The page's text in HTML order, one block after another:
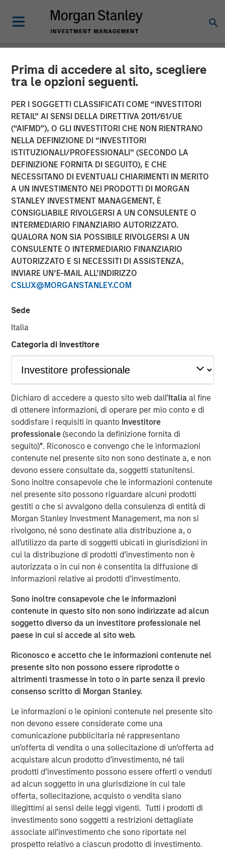
Prima di accedere al sito, scegliere
tra le opzioni seguenti.
PER I SOGGETTI CLASSIFICATI COME “INVESTITORI
RETAIL” AI SENSI DELLA DIRETTIVA 2011/61/UE
(“AIFMD”), O GLI INVESTITORI CHE NON RIENTRANO
NELLA DEFINIZIONE DI “INVESTITORI
ISTITUZIONALI/PROFESSIONALI” (SECONDO LA
DEFINIZIONE FORNITA DI SEGUITO), E CHE
NECESSITANO DI EVENTUALI CHIARIMENTI IN MERITO
A UN INVESTIMENTO NEI PRODOTTI DI MORGAN
STANLEY INVESTMENT MANAGEMENT, È
CONSIGLIABILE RIVOLGERSI A UN CONSULENTE O
INTERMEDIARIO FINANZIARIO AUTORIZZATO.
QUALORA NON SIA POSSIBILE RIVOLGERSI A UN
CONSULENTE O INTERMEDIARIO FINANZIARIO
AUTORIZZATO E SI NECESSITI DI ASSISTENZA,
INVIARE UN’E-MAIL ALL’INDIRIZZO
CSLUX@MORGANSTANLEY.COM
Sede
Italia
Categoria di investitore
Dichiaro di accedere a questo sito web dall’Italia al fine
di ottenere informazioni, di operare per mio conto e di
soddisfare i requisiti in quanto Investitore
professionale(secondo la definizione fornita di
seguito)*. Riconosco e convengo che le informazioni
contenute nel presente sito non sono destinate a, e non
devono essere consultate da, soggetti statunitensi.
Sono inoltre consapevole che le informazioni contenute
nel presente sito possono riguardare alcuni prodotti
gestiti o che si avvalgono della consulenza di entità di
Morgan Stanley Investment Management, ma non si
rivolgono, né sono destinate alla distribuzione a, o
all’utilizzo da parte di soggetti ubicati in giurisdizioni in
cui la distribuzione di prodotti d’investimento non è
autorizzata o in cui non è consentita la diffusione di
informazioni relative ai prodotti d’investimento.
Sono inoltre consapevole che le informazioni
contenute in questo sito non sono indirizzate ad alcun
soggetto diverso da un investitore professionale nel
paese in cui si accede al sito web.
Riconosco e accetto che le informazioni contenute nel
presente sito non possono essere riprodotte o
altrimenti trasmesse in toto o in parte senza il previo
consenso scritto di Morgan Stanley.
Le informazioni o le opinioni contenute nel presente sito
non devono essere considerate come una
comunicazione pubblicitaria né rappresentano
un’offerta di vendita o una sollecitazione di un’offerta ad
acquistare alcun prodotto d’investimento, né tali
prodotti d’investimento possono essere offerti o venduti
ad alcun soggetto in una giurisdizione in cui tale
offerta, sollecitazione, acquisto o vendita siano
illegittimi ai sensi delle leggi vigenti. Tutti i prodotti di
investimento sono soggetti a restrizioni dettagliate
associate all’investimento che sono riportate nel
prospetto relativo a ciascun prodotto di investimento.
NEWSROOM
Morgan Stanley Capital
Partners Completes
Investment in US
HealthConnect
29 OTTOBRE 2020
NEW YORK, NY— October 29, 2020 11:00 AM EDT
Investment funds managed by Morgan Stanley Capital
Partners (“MSCP”), a Private Equity team within Morgan
they have completed an investment in US HealthConnect
(“USHC” or the “Company”). MSCP is partnering with the
will remain President and CEO and continue to drive
USHC is a pioneering digital platform providing pharma-
sponsored continuing medical education and promotional
education to healthcare providers. Founded in 1999, the
Company has evolved into an industry leader in digital
medical education focusing on diversified areas such as
oncology, cardiology, and women’s health. USHC uses its
unique, data-driven strategic and consultative approach
to help pharmaceutical clients meet the information
needs of healthcare providers. USHC represents a
continuation of MSCP’s focus on high-growth, founder-
owned companies.
Steve Rodgers, Managing Director of Morgan Stanley
Capital Partners, said, “We are delighted to be partnering
with USHC’s talented management team led by Frank.
The Company has distinguished itself with a best-in-
class approach to providing healthcare providers with
unique learning platforms and personalized education
experiences. We look forward to building on its success
delivering targeted engagement not possible in traditional
marketing channels.”
Frank Russomano, Chief Executive Officer of US Health
Connect, said: “We are pleased to pursue the next growth
phase for USHC with Morgan Stanley Capital Partners.
Morgan Stanley’s deep industry knowledge and history of
supporting founders in platform expansion makes this an
ideal partnership. Together we can meet the increasing
demand for USHC’s capabilities and drive value to clients
through our award-winning digital solutions. Our entire
management team is excited to work together to expand
the reach of our differentiated platform.”
About Morgan Stanley Capital Partners
Morgan Stanley Capital Partners, the middle-market
focused private equity business of Morgan Stanley
Investment Management, has invested capital in a broad
spectrum of industries for over two decades. Morgan
Stanley Capital Partners focuses on privately negotiated
equity and equity-related investments in North America